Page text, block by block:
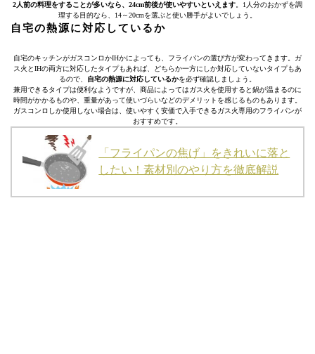
2人前の料理をすることが多いなら、24cm前後が使いやすいといえます 。1人分のおかずを調
理する目的なら、14～20cmを選ぶと使い勝手がよいでしょう。
自宅の熱源に対応しているか
自宅のキッチンがガスコンロかIHかによっても、フライパンの選び方が変わってきます。ガ
ス火とIHの両方に対応したタイプもあれば、どちらか一方にしか対応していないタイプもあ
るので、 自宅の熱源に対応しているかを必ず確認しましょう。
兼用できるタイプは便利なようですが、商品によってはガス火を使用すると鍋が温まるのに
時間がかかるものや、重量があって使いづらいなどのデメリットを感じるものもあります。
ガスコンロしか使用しない場合は、使いやすく安価で入手できるガス火専用のフライパンが
おすすめです。
「フライパンの焦げ」をきれいに落と
したい！素材別のやり方を徹底解説